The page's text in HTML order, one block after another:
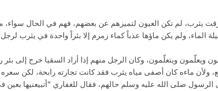
يثرب، لم تكن العيون لتميزهم عن بعضهم، فهم في الحال سواء،
الماء، ولم يكن ماؤها عذباً كماء زمرم إلا بئراً واحدة في يثرب
ويعلّمون ويتعلّمون، وكان الرجل منهم إذا أراد السقيا خرج إلى
ولأن ماءه كان أصفى مياه يثرب فقد كانت تجارته رابحة، لكن
الرسول صلى الله عليه وسلم حالهم، فقال للغفاري “أتبيعنيها